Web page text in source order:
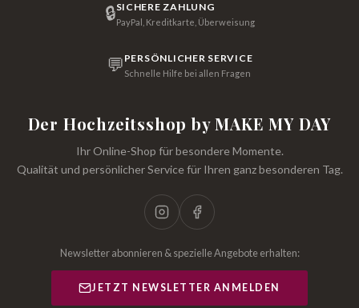
🔒SICHERE ZAHLUNG
PayPal, Kreditkarte, Überweisung
💬 PERSÖNLICHER SERVICE
Schnelle Hilfe bei allen Fragen
Der Hochzeitsshop by MAKE MY DAY
Ihr Online-Shop für besondere Momente.
Qualität und persönlicher Service für Ihren ganz besonderen Tag.
Newsletter abonnieren & spezielle Angebote erhalten:
JETZT NEWSLETTER ANMELDEN